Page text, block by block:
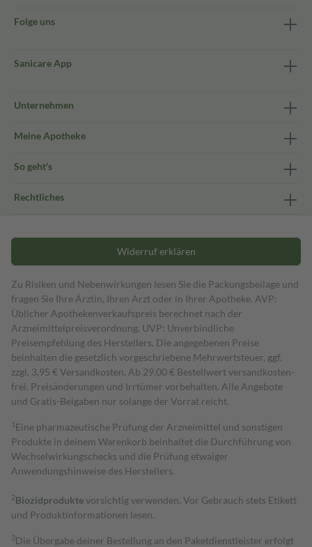
Folge uns
Sanicare App
Unternehmen
Meine Apotheke
So geht's
Rechtliches
Widerruf erklären
Zu Risiken und Nebenwirkungen lesen Sie die Packungsbeilage und
fragen Sie Ihre Ärztin, Ihren Arzt oder in Ihrer Apotheke. AVP:
Üblicher Apothekenverkaufspreis berechnet nach der
Arzneimittelpreisverordnung. UVP: Unverbindliche
Preisempfehlung des Herstellers. Die angegebenen Preise
beinhalten die gesetzlich vorgeschriebene Mehrwertsteuer, ggf.
zzgl. 3,95 € Versandkosten. Ab 29,00 € Bestell­wert versand­kosten­
frei. Preisänderungen und Irrtümer vorbehalten. Alle Angebote
und Gratis-Beigaben nur solange der Vorrat reicht.
1 Eine pharmazeutische Prüfung der Arzneimittel und sonstigen
Produkte in deinem Warenkorb beinhaltet die Durchführung von
Wechselwirkungschecks und die Prüfung etwaiger
Anwendungshinweise des Herstellers.
2Biozidproduktevorsichtig verwenden. Vor Gebrauch stets Etikett
und Produktinformationen lesen.
3Die Übergabe deiner Bestellung an den Paketdienstleister erfolgt